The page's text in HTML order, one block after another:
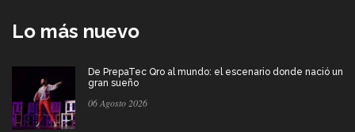
Lo más nuevo
De PrepaTec Qro al mundo: el escenario donde nació un
gran sueño
06 Agosto 2026